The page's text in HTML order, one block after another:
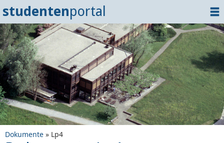
studentenportal
Home
Dokumente
Events
? Tipps
Login
Dokumente » Lp4